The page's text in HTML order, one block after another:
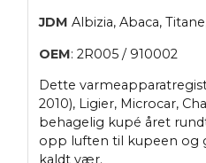
JDM Albizia, Abaca,
OEM: 2R005 / 910002
Dette
2010), Ligier, Microcar,
behagelig kupé året
opp luften til kupeen og
kaldt vær.